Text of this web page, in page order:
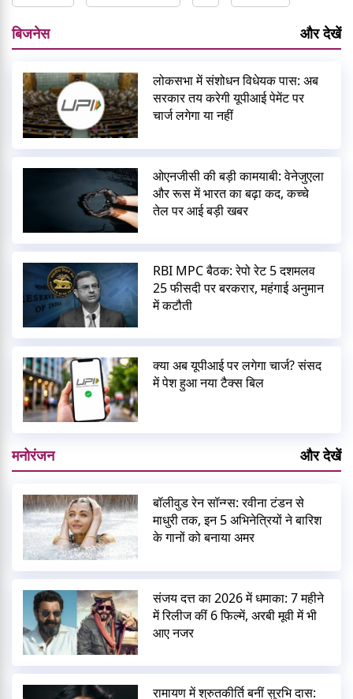
बिजनेस और देखें
लोकसभा में संशोधन विधेयक पास: अब
सरकार तय करेगी यूपीआई पेमेंट पर
चार्ज लगेगा या नहीं
ओएनजीसी की बड़ी कामयाबी: वेनेजुएला
और रूस में भारत का बढ़ा कद, कच्चे
तेल पर आई बड़ी खबर
RBI MPC बैठक: रेपो रेट 5 दशमलव
25 फीसदी पर बरकरार, महंगाई अनुमान
में कटौती
क्या अब यूपीआई पर लगेगा चार्ज? संसद
में पेश हुआ नया टैक्स बिल
मनोरंजन और देखें
बॉलीवुड रेन सॉन्ग्स: रवीना टंडन से
माधुरी तक, इन 5 अभिनेत्रियों ने बारिश
के गानों को बनाया अमर
संजय दत्त का 2026 में धमाका: 7 महीने
में रिलीज कीं 6 फिल्में, अरबी मूवी में भी
आए नजर
रामायण में श्रुतकीर्ति बनीं सुरभि दास: